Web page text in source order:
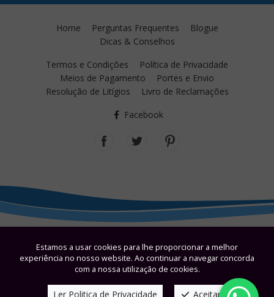
Estamos a usar cookies para lhe proporcionar a melhor
experiência no nosso website. Ao continuar a navegar concorda
com a nossa utilização de cookies.
Ler Politica de Privacidade Aceitar
Home Perguntas Frequentes
Blogue
Dicas & Conselhos
Termos e Condições
Política de Privacidade
Meios de Pagamento
Portes e Envio
Resolução de Litígios
Livro de Reclamações
Facebook